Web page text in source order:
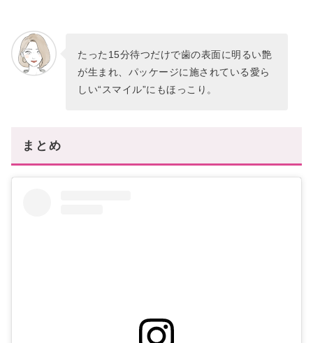
たった15分待つだけで歯の表面に明るい艶
が生まれ、パッケージに施されている愛ら
しい“スマイル”にもほっこり。
まとめ